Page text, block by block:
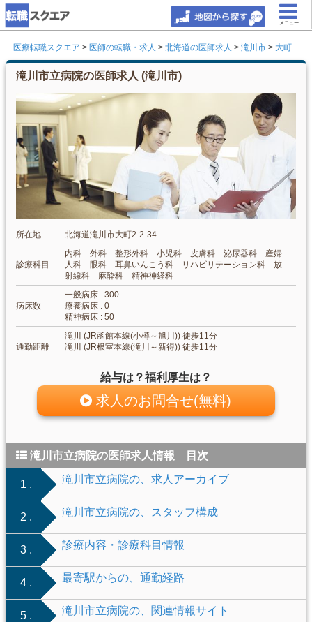
メニュー
医療転職スクエア > 医師の転職・求人 > 北海道の医師求人 > 滝川市 > 大町
滝川市立病院の医師求人 (滝川市)
所在地 北海道滝川市大町2-2-34
診療科目
内科 外科 整形外科 小児科 皮膚科 泌尿器科 産婦
人科 眼科 耳鼻いんこう科 リハビリテーション科 放
射線科 麻酔科 精神神経科
病床数
一般病床 : 300
療養病床 : 0
精神病床 : 50
通勤距離
滝川 (JR函館本線(小樽～旭川)) 徒歩11分
滝川 (JR根室本線(滝川～新得)) 徒歩11分
給与は？福利厚生は？
求人のお問合せ(無料)
滝川市立病院の医師求人情報 目次
1 . 滝川市立病院の、求人アーカイブ
2 . 滝川市立病院の、スタッフ構成
3 . 診療内容・診療科目情報
4 . 最寄駅からの、通勤経路
5 . 滝川市立病院の、関連情報サイト